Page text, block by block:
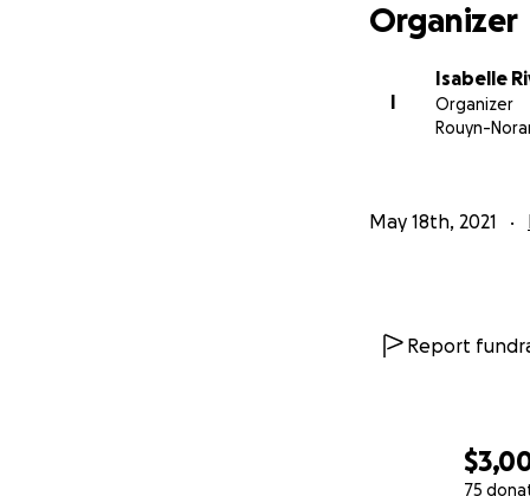
75
Organizer
I
Isabelle
Organizer
Rouyn-
May 18th, 2021
Report